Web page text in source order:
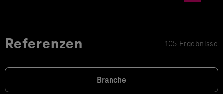
Referenzen 105 Ergebnisse
Branche